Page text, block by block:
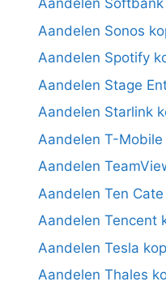
Aandelen Softbank
Aandelen Sonos
Aandelen Spotify
Aandelen Stage
Aandelen Starlink
Aandelen T-Mobile
Aandelen
Aandelen Ten
Aandelen Tencent
Aandelen Tesla
Aandelen Thales